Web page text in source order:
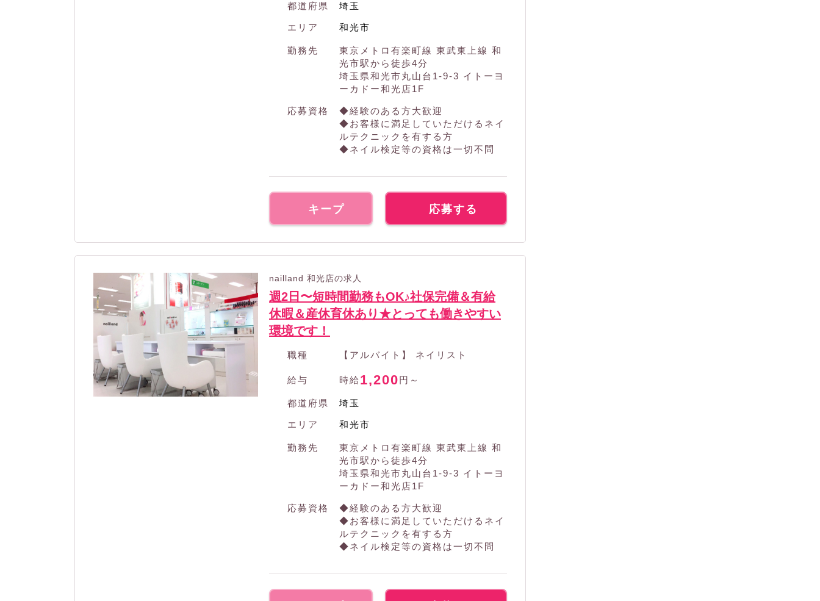
都道府県 埼玉
エリア 和光市
勤務先
東京メトロ有楽町線 東武東上線 和
光市駅から徒歩4分
埼玉県和光市丸山台1-9-3 イトーヨ
ーカドー和光店1F
応募資格
◆経験のある方大歓迎
◆お客様に満足していただけるネイ
ルテクニックを有する方
◆ネイル検定等の資格は一切不問
キープ 応募する
nailland 和光店の求人
週2日〜短時間勤務もOK♪社保完備＆有給
休暇＆産休育休あり★とっても働きやすい
環境です！
職種 【アルバイト】 ネイリスト
給与 時給1,200円～
都道府県 埼玉
エリア 和光市
勤務先
東京メトロ有楽町線 東武東上線 和
光市駅から徒歩4分
埼玉県和光市丸山台1-9-3 イトーヨ
ーカドー和光店1F
応募資格
◆経験のある方大歓迎
◆お客様に満足していただけるネイ
ルテクニックを有する方
◆ネイル検定等の資格は一切不問